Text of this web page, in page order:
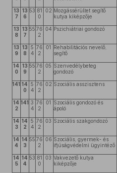
13
7
13
6
53 81
0
02 Mozgássérültet segítő
kutya kiképzője
13
8
13
7
55 76
2
04 Pszichiátriai gondozó
13
9
13
8
5
4
76
2
01 Rehabilitációs nevelő,
segítő
14
0
13
9
55 76
2
05 Szenvedélybeteg
gondozó
141 14
0
5
4
76
2
02 Szociális asszisztens
14
2
141 3
4
76
2
01 Szociális gondozó és
ápoló
14
3
14
2
5
4
76
2
03 Szociális szakgondozó
14
4
14
3
55 76
2
06 Szociális, gyermek- és
ifjúságvédelmi ügyintéző
14
5
14
4
53 81
0
03 Vakvezető kutya
kiképzője